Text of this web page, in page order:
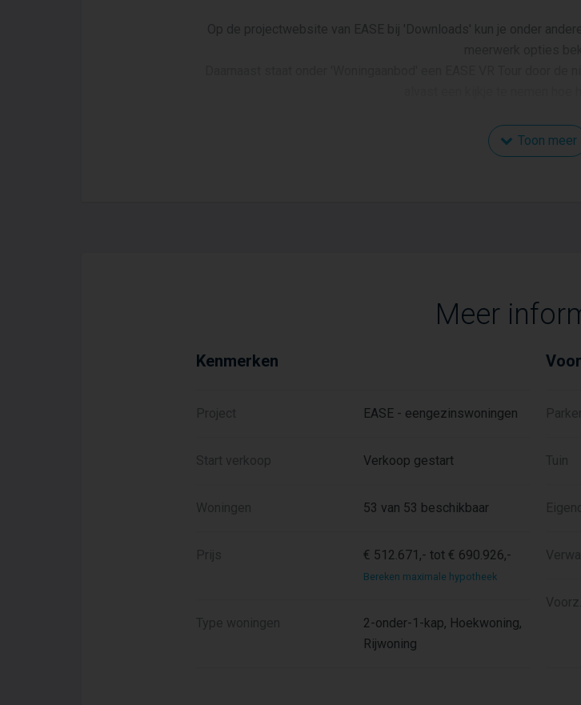
Op de projectwebsite van EASE bij 'Downloads' kun je onder
Toon meer
Meer
Kenmerken
Project EASE - eengezinswoningen
Start verkoop Verkoop gestart
Woningen 53 van 53 beschikbaar
Prijs € 512.671,- tot € 690.926,-
Bereken maximale hypotheek
Type woningen
2-onder-1-kap, Hoekwoning,
Rijwoning
Tuin